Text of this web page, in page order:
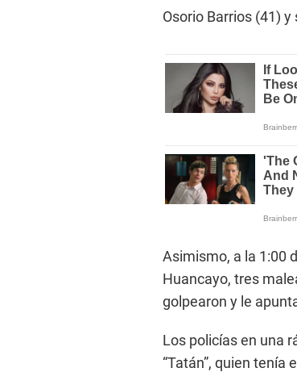
Osorio Barrios (41)
Asimismo, a la 1:00
Huancayo, tres
golpearon y le
Los policías en una
“Tatán”, quien tenía